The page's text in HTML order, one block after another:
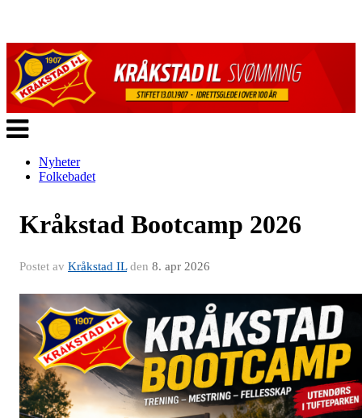
Veksle
navigasjon
Nyheter
Folkebadet
Kråkstad Bootcamp 2026
Postet av Kråkstad ILden 8. apr 2026